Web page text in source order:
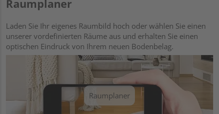
Raumplaner
Laden Sie Ihr eigenes Raumbild hoch oder wählen Sie einen
unserer vordefinierten Räume aus und erhalten Sie einen
optischen Eindruck von Ihrem neuen Bodenbelag.
Raumplaner